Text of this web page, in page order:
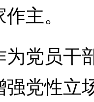
主。
员干
党性立